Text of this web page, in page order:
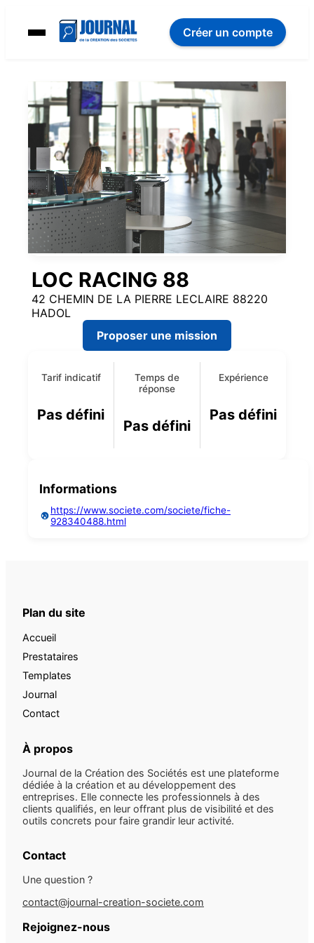
Créer un compte
LOC RACING 88
42 CHEMIN DE LA PIERRE LECLAIRE 88220
HADOL
Proposer une mission
Tarif indicatif
Pas défini
Temps de
réponse
Pas défini
Expérience
Pas défini
Informations
https://www.societe.com/societe/fiche-
928340488.html
Plan du site
Accueil
Prestataires
Templates
Journal
Contact
À propos
Journal de la Création des Sociétés est une plateforme
dédiée à la création et au développement des
entreprises. Elle connecte les professionnels à des
clients qualifiés, en leur offrant plus de visibilité et des
outils concrets pour faire grandir leur activité.
Contact
Une question ?
contact@journal-creation-societe.com
Rejoignez-nous